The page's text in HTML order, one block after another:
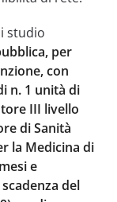
studio
per
con
n. 1 unità di
III livello
di Sanità
la Medicina di
e
del